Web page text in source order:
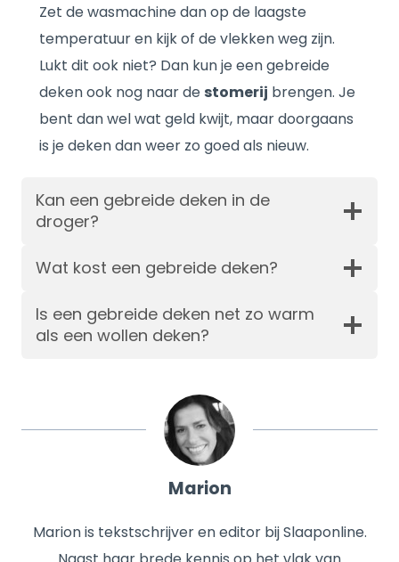
Zet de wasmachine dan op de laagste
temperatuur en kijk of de vlekken weg zijn.
Lukt dit ook niet? Dan kun je een gebreide
deken ook nog naar de stomerij brengen. Je
bent dan wel wat geld kwijt, maar doorgaans
is je deken dan weer zo goed als nieuw.
Kan een gebreide deken in de
droger?
Wat kost een gebreide deken?
Is een gebreide deken net zo warm
als een wollen deken?
Marion
Marion is tekstschrijver en editor bij Slaaponline.